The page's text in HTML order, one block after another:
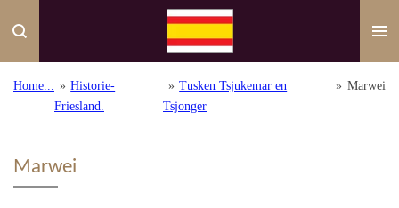
direct
de
hoofdinhoud
Home... » Historie-
Friesland.
» Tusken Tsjukemar en
Tsjonger
» Marwei
Marwei